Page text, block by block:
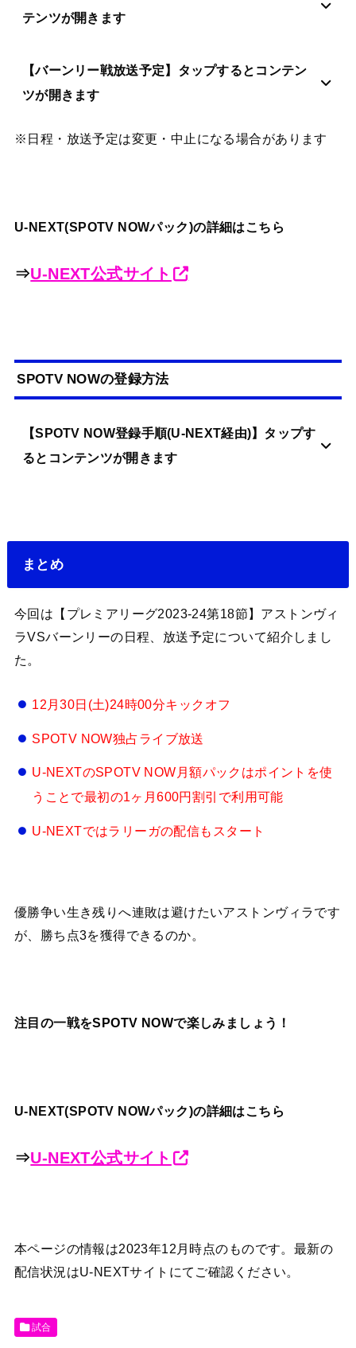
テンツが開きます
【バーンリー戦放送予定】タップするとコンテン
ツが開きます
※日程・放送予定は変更・中止になる場合があります
U-NEXT(SPOTV NOWパック)の詳細はこちら
⇒U-NEXT公式サイト
SPOTV NOWの登録方法
【SPOTV NOW登録手順(U-NEXT経由)】タップす
るとコンテンツが開きます
まとめ
今回は【プレミアリーグ2023-24第18節】アストンヴィ
ラVSバーンリーの日程、放送予定について紹介しまし
た。
12月30日(土)24時00分キックオフ
SPOTV NOW独占ライブ放送
U-NEXTのSPOTV NOW月額パックはポイントを使
うことで最初の1ヶ月600円割引で利用可能
U-NEXTではラリーガの配信もスタート
優勝争い生き残りへ連敗は避けたいアストンヴィラです
が、勝ち点3を獲得できるのか。
注目の一戦をSPOTV NOWで楽しみましょう！
U-NEXT(SPOTV NOWパック)の詳細はこちら
⇒U-NEXT公式サイト
本ページの情報は2023年12月時点のものです。最新の
配信状況はU-NEXTサイトにてご確認ください。
試合